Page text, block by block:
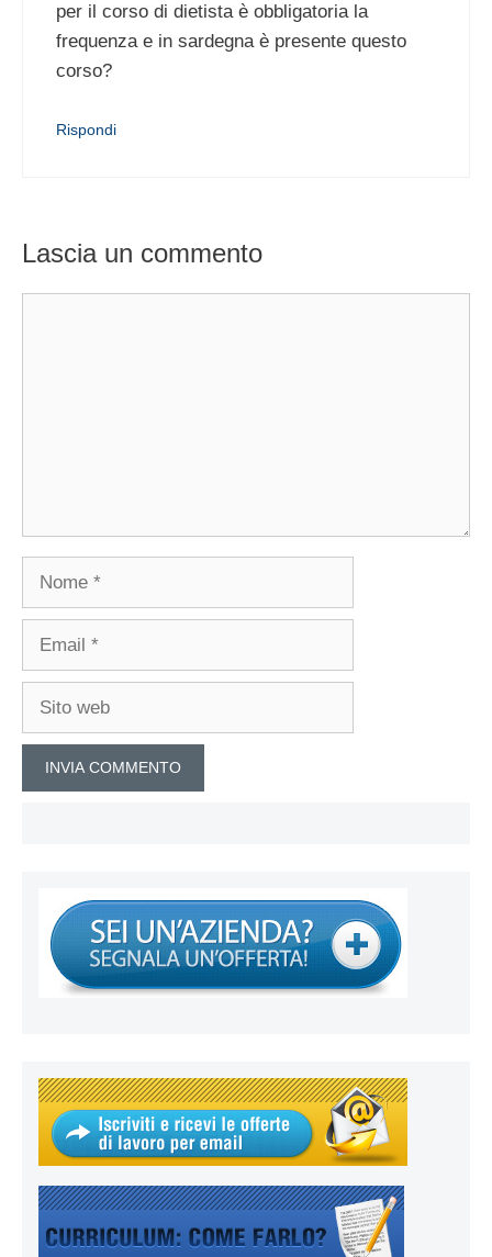
per il corso di dietista è obbligatoria la
frequenza e in sardegna è presente questo
corso?
Rispondi
Lascia un commento
Nome
Email
Sito